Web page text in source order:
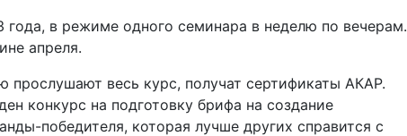
года, в режиме одного семинара в неделю по вечерам.
апреля.
прослушают весь курс, получат сертификаты АКАР.
конкурс на подготовку брифа на создание
победителя, которая лучше других справится с